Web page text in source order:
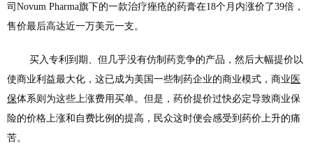
司Novum Pharma旗下的一款治疗痤疮的药膏在18个月内涨价了39倍，
售价最后高达近一万美元一支。
买入专利到期、但几乎没有仿制药竞争的产品，然后大幅提价以
使商业利益最大化，这已成为美国一些制药企业的商业模式，商业 医
保体系则为这些上涨费用买单。但是，药价提价过快必定导致商业保
险的价格上涨和自费比例的提高，民众这时便会感受到药价上升的痛
苦。